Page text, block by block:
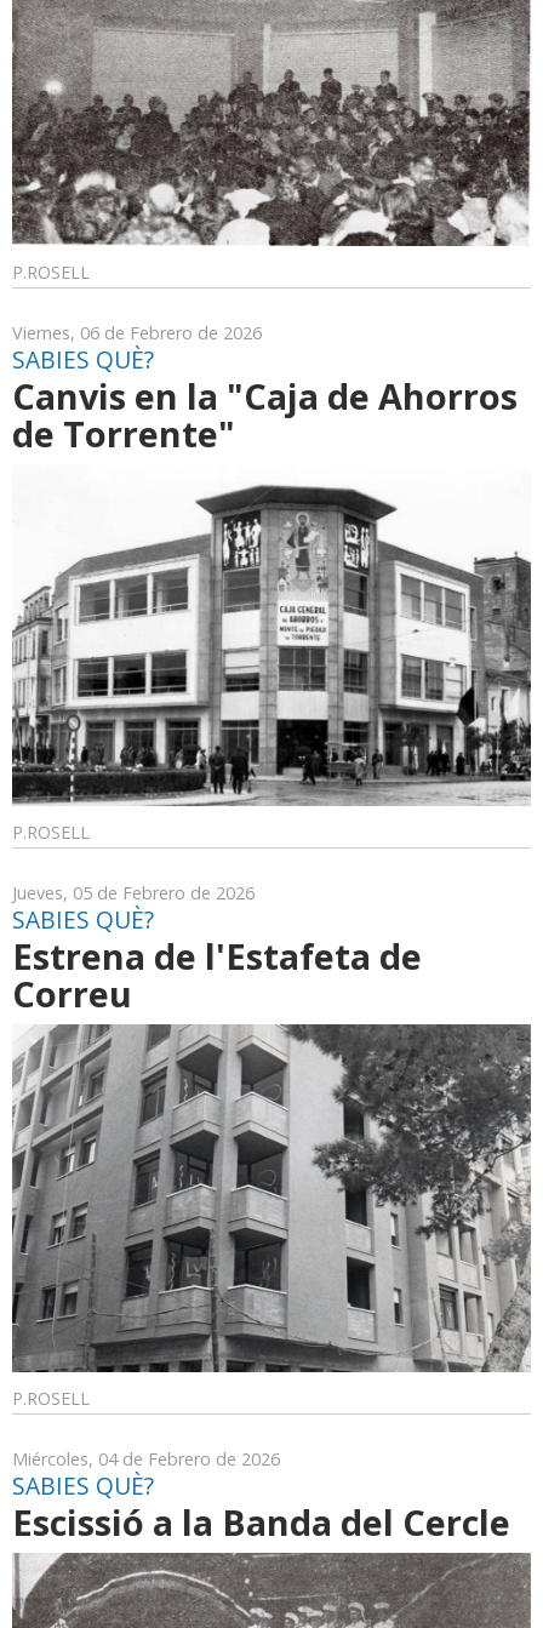
P.ROSELL
Viernes, 06 de Febrero de 2026
SABIES QUÈ?
Canvis en la "Caja de Ahorros
de Torrente"
P.ROSELL
Jueves, 05 de Febrero de 2026
SABIES QUÈ?
Estrena de l'Estafeta de
Correu
P.ROSELL
Miércoles, 04 de Febrero de 2026
SABIES QUÈ?
Escissió a la Banda del Cercle